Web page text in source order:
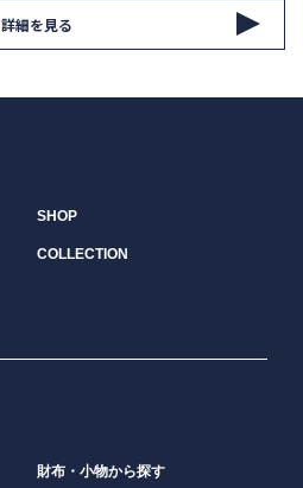
詳細を見る
SHOP
COLLECTION
財布・小物から探す